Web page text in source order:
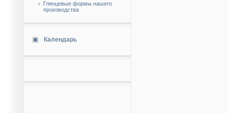
Глянцевые формы нашего
производства
Календарь